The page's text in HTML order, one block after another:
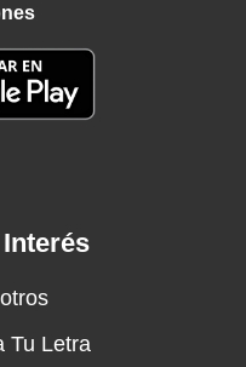
Tu Letra